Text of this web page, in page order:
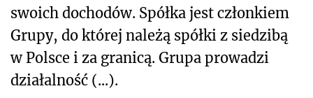
swoich dochodów. Spółka jest członkiem
Grupy, do której należą spółki z siedzibą
w Polsce i za granicą. Grupa prowadzi
działalność (...).